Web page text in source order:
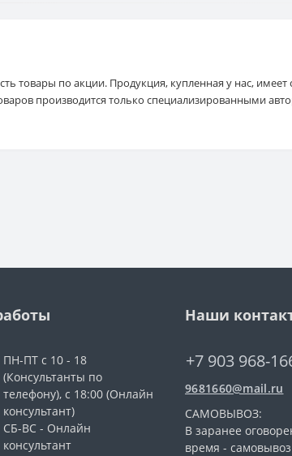
товары по акции. Продукция, купленная у нас, имеет
производится только специализированными
ПН-ПТ с 10 - 18
(Консультанты по
телефону), с 18:00 (Онлайн
консультант)
СБ-ВС - Онлайн
консультант
Наши
+7 903 968-
9681660@mail.ru
САМОВЫВОЗ:
В заранее
время -